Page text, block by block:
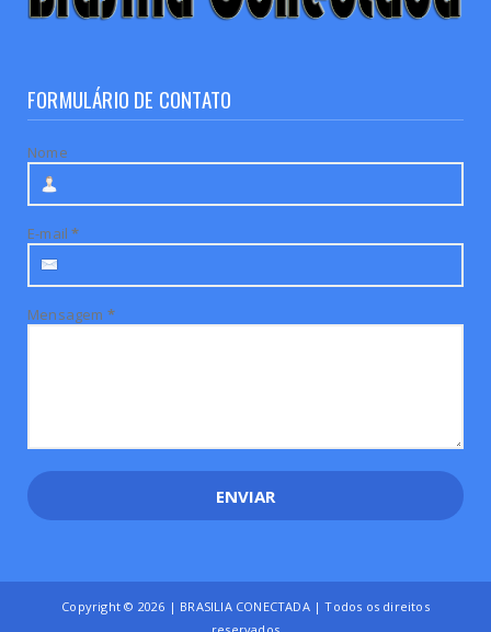
FORMULÁRIO DE CONTATO
Nome
E-mail*
Mensagem *
Copyright © 2026 | BRASILIA CONECTADA | Todos os direitos